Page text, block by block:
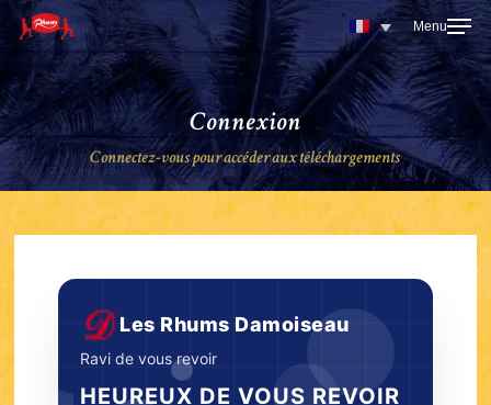
Skip
main
content
Connexion
Connectez-vous pour accéder aux téléchargements
Les Rhums Damoiseau
Ravi de vous revoir
HEUREUX DE VOUS REVOIR